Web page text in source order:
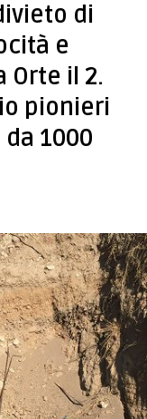
di
e
Orte il 2.
pionieri
1000